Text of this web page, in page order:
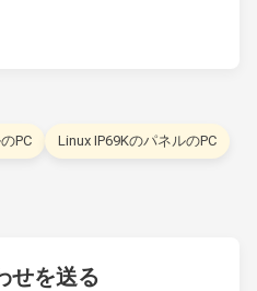
PC Linux IP69KのパネルのPC
せを送る